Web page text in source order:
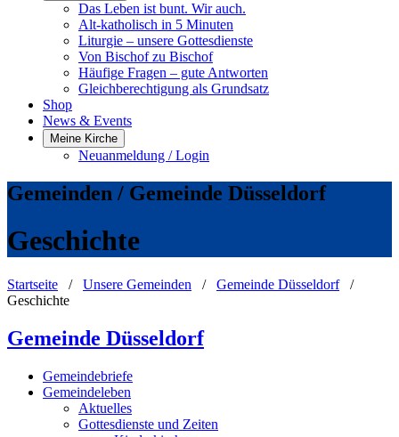
Das Leben ist bunt. Wir auch.
Alt-katholisch in 5 Minuten
Liturgie – unsere Gottesdienste
Von Bischof zu Bischof
Häufige Fragen – gute Antworten
Gleichberechtigung als Grundsatz
Shop
News & Events
Meine Kirche
Neuanmeldung / Login
Gemeinden / Gemeinde Düsseldorf
Geschichte
Startseite / Unsere Gemeinden / Gemeinde Düsseldorf/
Geschichte
Gemeinde Düsseldorf
Gemeindebriefe
Gemeindeleben
Aktuelles
Gottesdienste und Zeiten